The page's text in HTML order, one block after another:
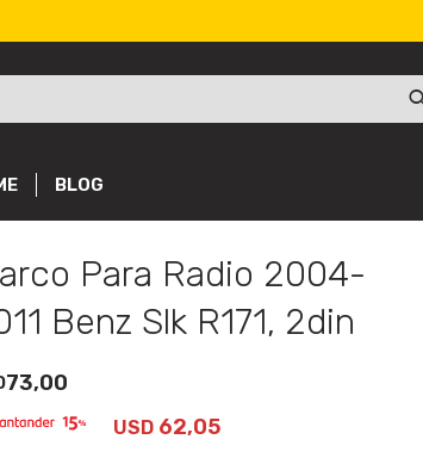
BLOG
Para Radio 2004-
Benz Slk R171, 2din
73,00
USD 62,05